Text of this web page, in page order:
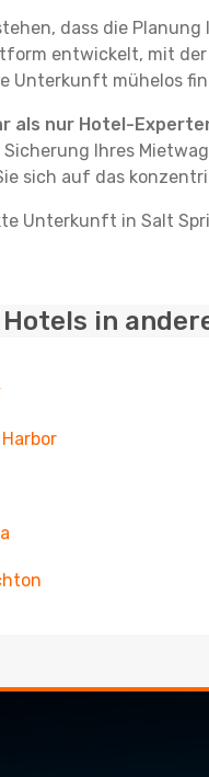
dass die
entwickelt, mit der
Unterkunft mühelos
als nur Hotel-
Sicherung Ihres
sich auf das
Unterkunft in Salt
in